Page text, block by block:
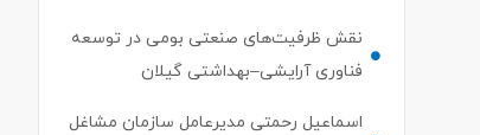
نقش ظرفیت‌های صنعتی بومی در توسعه
فناوری آرایشی–بهداشتی گیلان
اسماعیل رحمتی مدیرعامل سازمان مشاغل